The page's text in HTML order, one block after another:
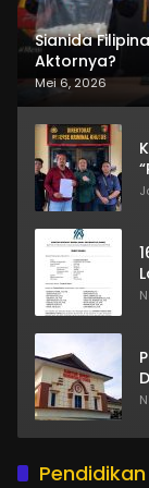
Sianida
Aktornya?
Mei 6, 2026
Pendidikan